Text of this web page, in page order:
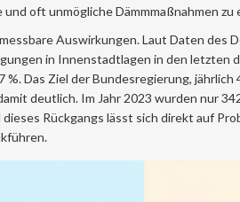
oft unmögliche Dämmmaßnahmen zu
Auswirkungen. Laut Daten des
in Innenstadtlagen in den letzten
%. Das Ziel der Bundesregierung,
deutlich. Im Jahr 2023 wurden nur
Rückgangs lässt sich direkt auf